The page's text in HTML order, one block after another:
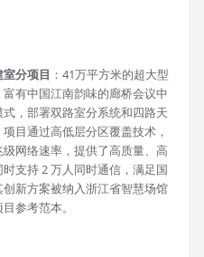
分项目 ：41万平方米的超大型
有中国江南韵味的廊桥会议中
，部署双路室分系统和四路天
目通过高低层分区覆盖技术，
网络速率，提供了高质量、高
支持 2 万人同时通信，满足国
新方案被纳入浙江省智慧场馆
参考范本。